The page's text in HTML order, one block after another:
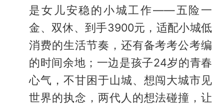
是女儿安稳的小城工作——五险一
金、双休、到手3900元，适配小城低
消费的生活节奏，还有备考考公考编
的时间余地；一边是孩子24岁的青春
心气，不甘困于山城、想闯大城市见
世界的执念，两代人的想法碰撞，让